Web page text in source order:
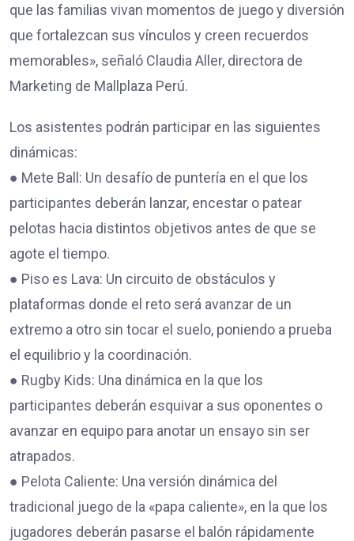
que las familias vivan momentos de juego y diversión
que fortalezcan sus vínculos y creen recuerdos
memorables», señaló Claudia Aller, directora de
Marketing de Mallplaza Perú.
Los asistentes podrán participar en las siguientes
dinámicas:
● Mete Ball: Un desafío de puntería en el que los
participantes deberán lanzar, encestar o patear
pelotas hacia distintos objetivos antes de que se
agote el tiempo.
● Piso es Lava: Un circuito de obstáculos y
plataformas donde el reto será avanzar de un
extremo a otro sin tocar el suelo, poniendo a prueba
el equilibrio y la coordinación.
● Rugby Kids: Una dinámica en la que los
participantes deberán esquivar a sus oponentes o
avanzar en equipo para anotar un ensayo sin ser
atrapados.
● Pelota Caliente: Una versión dinámica del
tradicional juego de la «papa caliente», en la que los
jugadores deberán pasarse el balón rápidamente